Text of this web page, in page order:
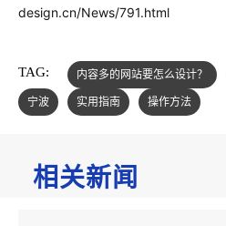
design.cn/News/791.html
TAG: 内容多的网站要怎么设计？
宁波
实用指南 操作方法
相关新闻